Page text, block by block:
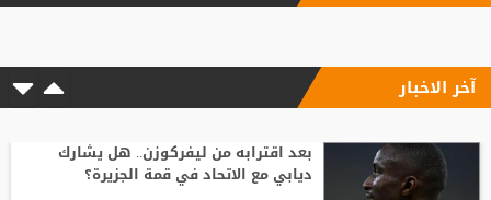
رودري يحسم قراره ويختار وجهته المقبلة
آخر الاخبار
بعد اقترابه من ليفركوزن.. هل يشارك
ديابي مع الاتحاد في قمة الجزيرة؟